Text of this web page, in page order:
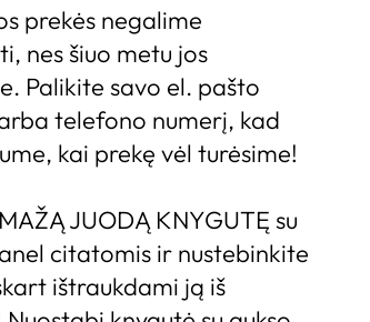
prekės negalime
nes šiuo metu jos
Palikite savo el. pašto
telefono numerį, kad
kai prekę vėl turėsime!
JUODĄ KNYGUTĘ su
citatomis ir nustebinkite
ištraukdami ją iš